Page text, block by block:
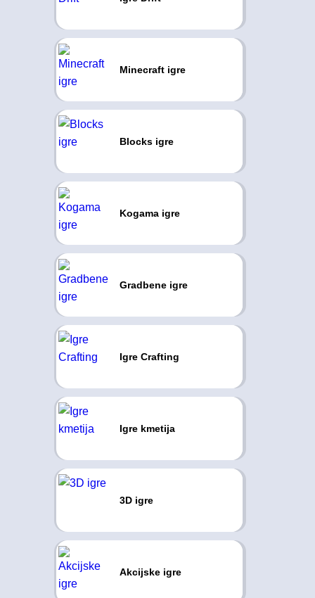
Minecraft igre
Blocks igre
Kogama igre
Gradbene igre
Igre Crafting
Igre kmetija
3D igre
Akcijske igre